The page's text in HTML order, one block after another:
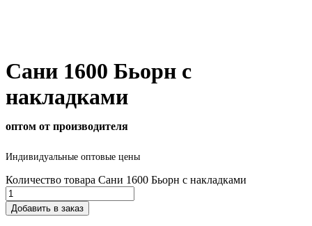
Сани 1600 Бьорн с
накладками
оптом от производителя
Индивидуальные оптовые цены
Количество товара Сани 1600 Бьорн с накладками
Добавить в заказ